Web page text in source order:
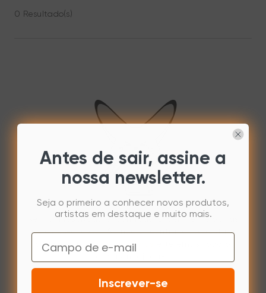
0 Resultado(s)
Nenhum resultado encontrado. Experimente outras
palavras-chave. Se não encontrar a resposta à
sua pergunta,contacte-nos
Antes de sair, assine a
nossa newsletter.
Seja o primeiro a conhecer novos produtos,
artistas em destaque e muito mais.
Email
Inscrever-se